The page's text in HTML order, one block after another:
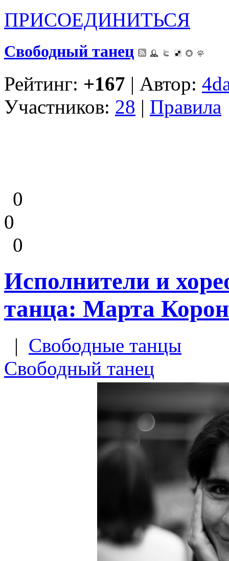
ПРИСОЕДИНИТЬСЯ
Свободный танец
Рейтинг: +167 | Автор:
Участников: 28 | Правила
0
0
0
Исполнители и
танца: Марта
| Свободные танцы
Свободный танец